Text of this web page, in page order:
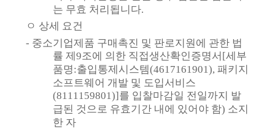
는 무효 처리됩니다.
ㅇ 상세 요건
- 중소기업제품 구매촉진 및 판로지원에 관한 법
률 제9조에 의한 직접생산확인증명서 [세부
품명:출입통제시스템(4617161901),패키지
소프트웨어 개발 및 도입서비스
(8111159801)]를 입찰마감일 전일까지 발
급된 것으로 유효기간 내에 있어야 함) 소지
한 자